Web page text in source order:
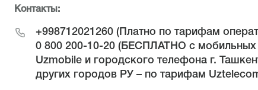
Контакты:
+998712021260 (Платно по тарифам
0 800 200-10-20 (БЕСПЛАТНО с мобильных
Uzmobile и городского телефона г.
других городов РУ – по тарифам